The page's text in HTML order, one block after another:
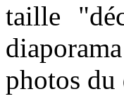
taille
photos du